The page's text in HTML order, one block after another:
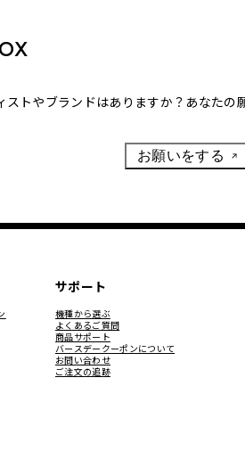
ストやブランドはありますか？あなたの
お願いをする
サポート
機種から選ぶ
よくあるご質問
商品サポート
バースデークーポンについて
お問い合わせ
ご注文の追跡